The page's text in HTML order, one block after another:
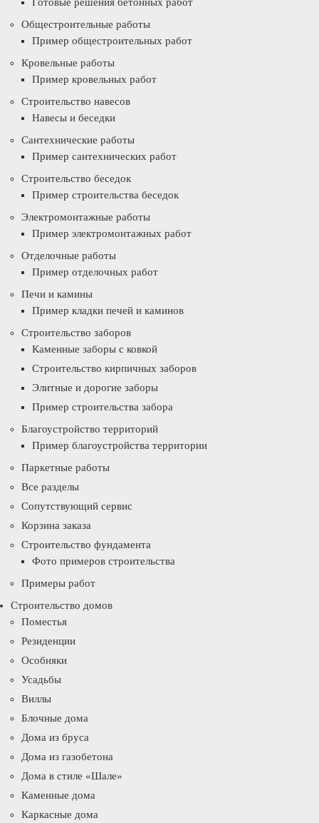
Общестроительные работы
Пример общестроительных работ
Кровельные работы
Пример кровельных работ
Строительство навесов
Навесы и беседки
Сантехнические работы
Пример сантехнических работ
Строительство беседок
Пример строительства беседок
Электромонтажные работы
Пример электромонтажных работ
Отделочные работы
Пример отделочных работ
Печи и камины
Пример кладки печей и каминов
Строительство заборов
Каменные заборы с ковкой
Строительство кирпичных заборов
Элитные и дорогие заборы
Пример строительства забора
Благоустройство территорий
Пример благоустройства территории
Паркетные работы
Все разделы
Сопутствующий сервис
Корзина заказа
Строительство фундамента
Фото примеров строительства
Примеры работ
Строительство домов
Поместья
Резиденции
Особняки
Усадьбы
Виллы
Блочные дома
Дома из бруса
Дома из газобетона
Дома в стиле «Шале»
Каменные дома
Каркасные дома